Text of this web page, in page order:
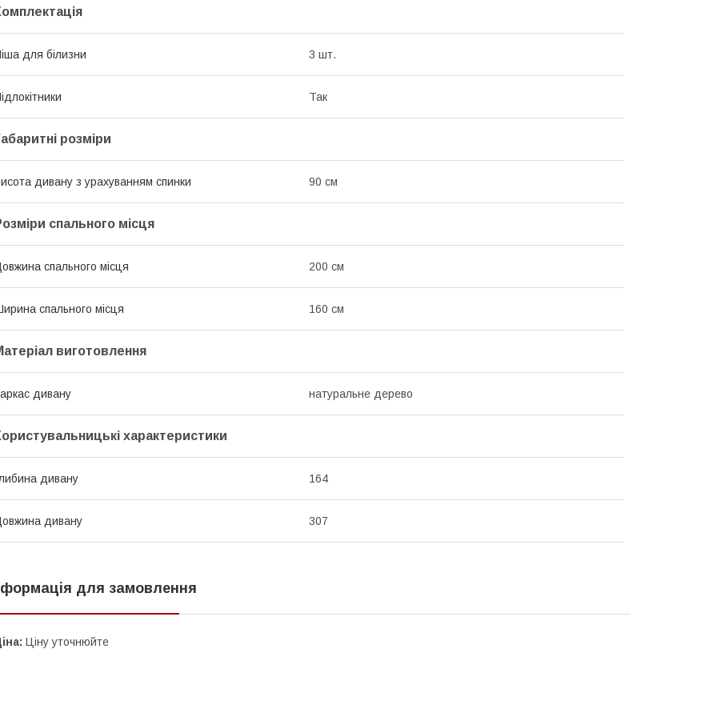
для білизни 3 шт.
Так
розміри
дивану з урахуванням спинки 90 см
спального місця
спального місця 200 см
спального місця 160 см
виготовлення
дивану натуральне дерево
характеристики
дивану 164
дивану 307
для замовлення
Ціну уточнюйте